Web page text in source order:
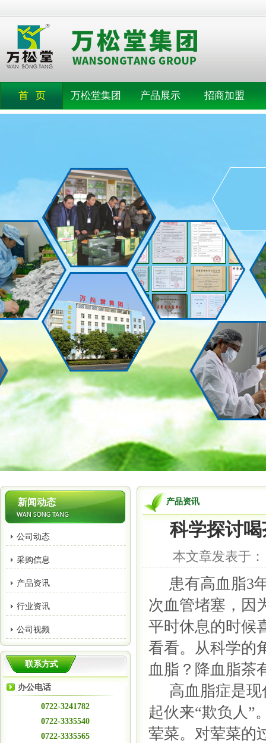
首 页 万松堂集团 产品展示 招商加盟
新闻动态
公司动态
采购信息
产品资讯
行业资讯
公司视频
联系方式
办公电话
0722-3241782
0722-3335540
0722-3335565
产品资讯
科学探讨
本文章发表于
患有高血脂3
次血管堵塞，因
平时休息的时候
看看。从科学的
血脂？降血脂茶
高血脂症是现
起伙来“欺负人”
荤菜。对荤菜的